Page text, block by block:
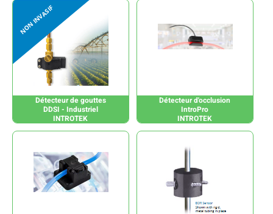
Détecteur de gouttes
DDSI - Industriel
INTROTEK
Détecteur d'occlusion
IntroPro
INTROTEK